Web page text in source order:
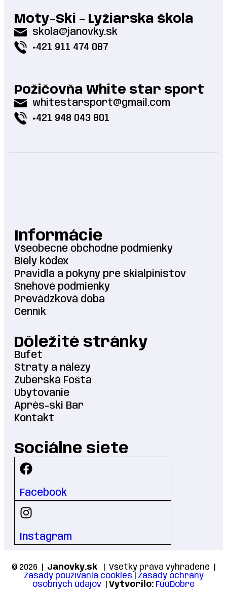
Moty-Ski - Lyžiarska škola
skola@janovky.sk
+421 911 474 087
Požičovňa White star sport
whitestarsport@gmail.com
+421 948 043 801
Informácie
Všeobecné obchodne podmienky
Biely kódex
Pravidlá a pokyny pre skialpinistov
Snehové podmienky
Prevádzková doba
Cenník
Dôležité stránky
Bufet
Straty a nálezy
Zuberská Fošta
Ubytovanie
Après-ski Bar
Kontakt
Sociálne siete
Facebook
Instagram
© 2026 | Janovky.sk | Všetky práva vyhradené |
Zásady používania cookies
Zásady ochrany
osobných údajov
Vytvorilo: FúúDobre